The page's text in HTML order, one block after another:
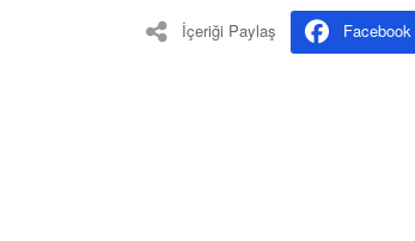
İçeriği Paylaş Facebook